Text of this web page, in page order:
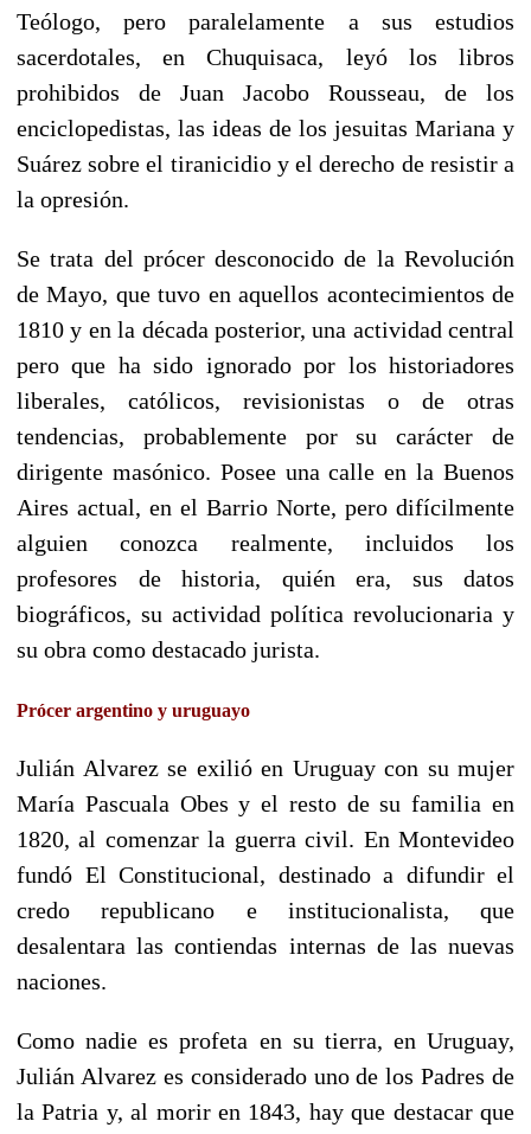
Teólogo, pero paralelamente a sus estudios
sacerdotales, en Chuquisaca, leyó los libros
prohibidos de Juan Jacobo Rousseau, de los
enciclopedistas, las ideas de los jesuitas Mariana y
Suárez sobre el tiranicidio y el derecho de resistir a
la opresión.
Se trata del prócer desconocido de la Revolución
de Mayo, que tuvo en aquellos acontecimientos de
1810 y en la década posterior, una actividad central
pero que ha sido ignorado por los historiadores
liberales, católicos, revisionistas o de otras
tendencias, probablemente por su carácter de
dirigente masónico. Posee una calle en la Buenos
Aires actual, en el Barrio Norte, pero difícilmente
alguien conozca realmente, incluidos los
profesores de historia, quién era, sus datos
biográficos, su actividad política revolucionaria y
su obra como destacado jurista.
Prócer argentino y uruguayo
Julián Alvarez se exilió en Uruguay con su mujer
María Pascuala Obes y el resto de su familia en
1820, al comenzar la guerra civil. En Montevideo
fundó El Constitucional, destinado a difundir el
credo republicano e institucionalista, que
desalentara las contiendas internas de las nuevas
naciones.
Como nadie es profeta en su tierra, en Uruguay,
Julián Alvarez es considerado uno de los Padres de
la Patria y, al morir en 1843, hay que destacar que